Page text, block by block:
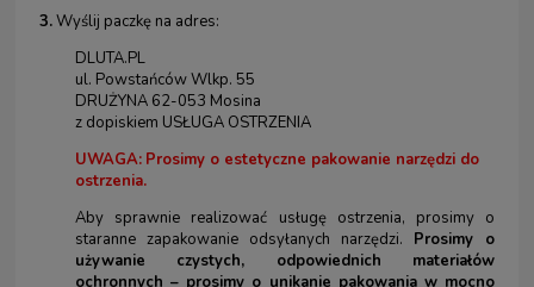
3.Wyślij paczkę na adres:
DLUTA.PL
ul. Powstańców Wlkp. 55
DRUŻYNA 62-053 Mosina
z dopiskiem USŁUGA OSTRZENIA
UWAGA: Prosimy o estetyczne pakowanie narzędzi do
ostrzenia.
Aby sprawnie realizować usługę ostrzenia, prosimy o
staranne zapakowanie odsyłanych narzędzi. Prosimy o
używanie czystych, odpowiednich materiałów
ochronnych – prosimy o unikanie pakowania w mocno